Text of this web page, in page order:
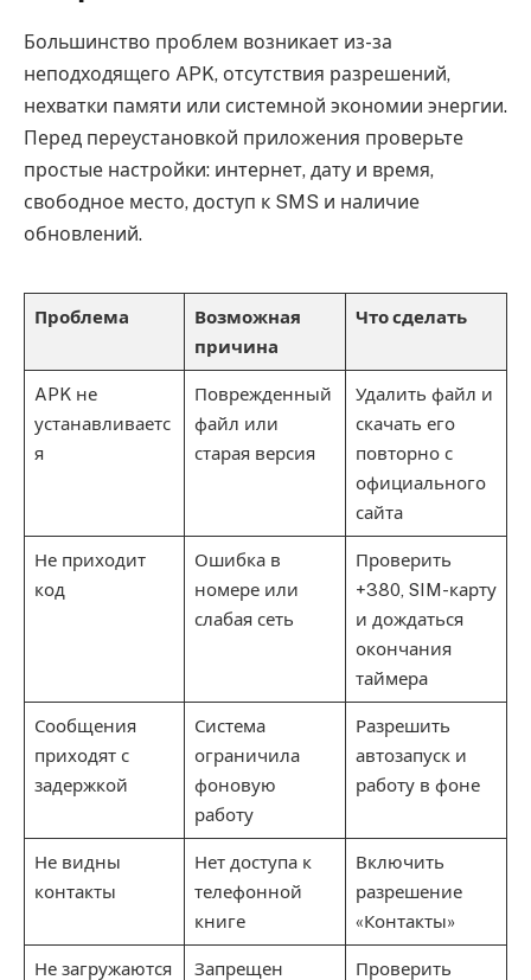
Большинство проблем возникает из-за
неподходящего APK, отсутствия разрешений,
нехватки памяти или системной экономии энергии.
Перед переустановкой приложения проверьте
простые настройки: интернет, дату и время,
свободное место, доступ к SMS и наличие
обновлений.
Проблема
Возможная
причина
Что сделать
APK не
устанавливаетс
я
Поврежденный
файл или
старая версия
Удалить файл и
скачать его
повторно с
официального
сайта
Не приходит
код
Ошибка в
номере или
слабая сеть
Проверить
+380, SIM-карту
и дождаться
окончания
таймера
Сообщения
приходят с
задержкой
Система
ограничила
фоновую
работу
Разрешить
автозапуск и
работу в фоне
Не видны
контакты
Нет доступа к
телефонной
книге
Включить
разрешение
«Контакты»
Не загружаются
Запрещен
Проверить